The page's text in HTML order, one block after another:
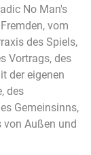
No Man's
vom
des Spiels,
Vortrags, des
der eigenen
des
Gemeinsinns,
von Außen und